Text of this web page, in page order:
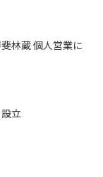
林蔵 個人営業に
立